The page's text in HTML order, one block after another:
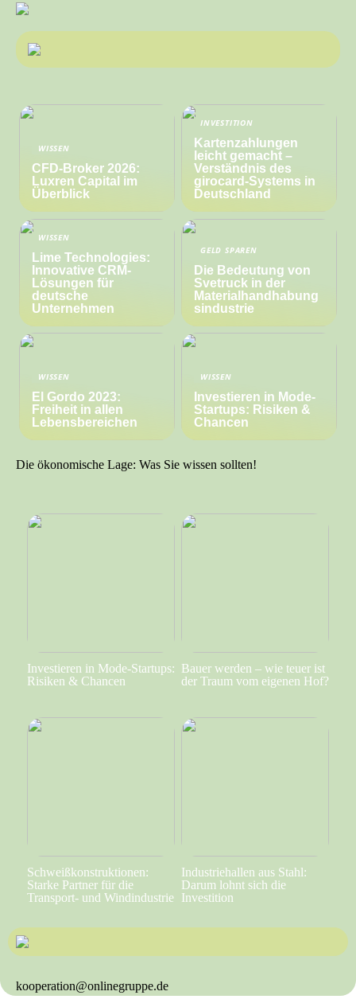
WISSEN
CFD-Broker 2026:
Luxren Capital im
Überblick
INVESTITION
Kartenzahlungen
leicht gemacht –
Verständnis des
girocard-Systems in
Deutschland
WISSEN
Lime Technologies:
Innovative CRM-
Lösungen für
deutsche
Unternehmen
GELD SPAREN
Die Bedeutung von
Svetruck in der
Materialhandhabung
sindustrie
WISSEN
El Gordo 2023:
Freiheit in allen
Lebensbereichen
WISSEN
Investieren in Mode-
Startups: Risiken &
Chancen
Die ökonomische Lage: Was Sie wissen sollten!
Investieren in Mode-Startups:
Risiken & Chancen
Bauer werden – wie teuer ist
der Traum vom eigenen Hof?
Schweißkonstruktionen:
Starke Partner für die
Transport- und Windindustrie
Industriehallen aus Stahl:
Darum lohnt sich die
Investition
kooperation@onlinegruppe.de